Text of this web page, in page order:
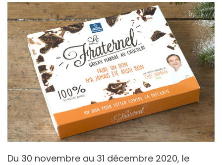
Du 30 novembre au 31 décembre 2020, le